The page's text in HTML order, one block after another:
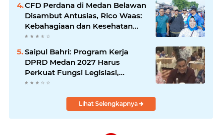
CFD Perdana di Medan Belawan
Disambut Antusias, Rico Waas:
Kebahagiaan dan Kesehatan
Harus Hadir di Seluruh Penjuru
Kota
Saipul Bahri: Program Kerja
DPRD Medan 2027 Harus
Perkuat Fungsi Legislasi,
Anggaran dan Pengawasan
Lihat Selengkapnya